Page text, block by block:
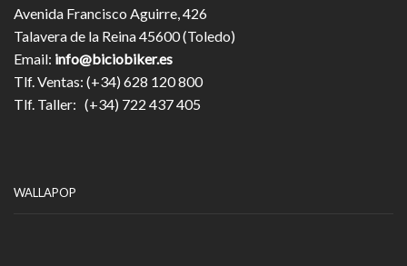
Avenida Francisco Aguirre, 426
Talavera de la Reina 45600 (Toledo)
Email: info@biciobiker.es
Tlf. Ventas: (+34) 628 120 800
Tlf. Taller: (+34) 722 437 405
WALLAPOP